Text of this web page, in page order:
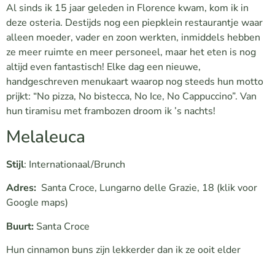
Al sinds ik 15 jaar geleden in Florence kwam, kom ik in
deze osteria. Destijds nog een piepklein restaurantje waar
alleen moeder, vader en zoon werkten, inmiddels hebben
ze meer ruimte en meer personeel, maar het eten is nog
altijd even fantastisch! Elke dag een nieuwe,
handgeschreven menukaart waarop nog steeds hun motto
prijkt: “No pizza, No bistecca, No Ice, No Cappuccino”. Van
hun tiramisu met frambozen droom ik ’s nachts!
Melaleuca
Stijl: Internationaal/Brunch
Adres: Santa Croce, Lungarno delle Grazie, 18 (klik voor
Google maps)
Buurt: Santa Croce
Hun cinnamon buns zijn lekkerder dan ik ze ooit elder